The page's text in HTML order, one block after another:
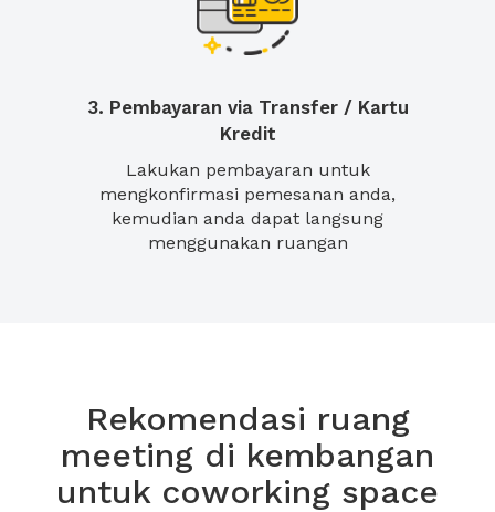
3. Pembayaran via Transfer / Kartu
Kredit
Lakukan pembayaran untuk
mengkonfirmasi pemesanan anda,
kemudian anda dapat langsung
menggunakan ruangan
Rekomendasi ruang
meeting di kembangan
untuk coworking space